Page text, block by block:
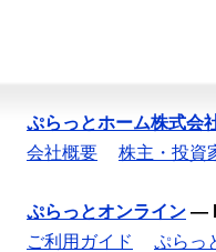
ぷらっとホーム株式会
会社概要
株主・投資
ぷらっとオンライン —
ご利用ガイド
ぷらっ